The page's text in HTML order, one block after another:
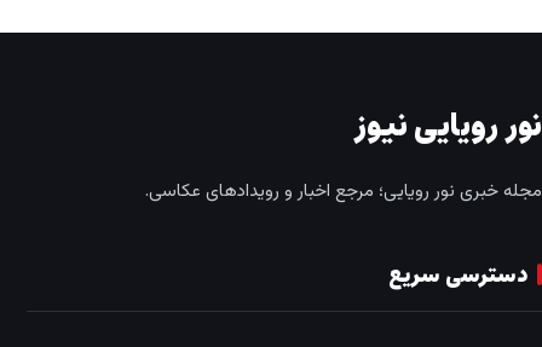
نور رویایی نیوز
مجله خبری نور رویایی؛ مرجع اخبار و رویدادهای عکاسی.
دسترسی سریع